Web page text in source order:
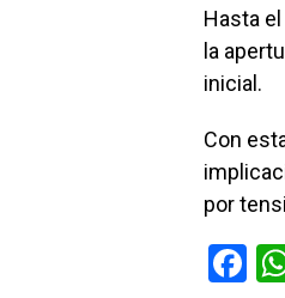
Hasta
la
inicial.
Con
por
F